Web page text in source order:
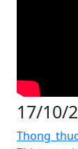
17/10/